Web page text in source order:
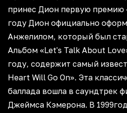
принес Дион первую премию
году Дион официально
Анжелилом, который был
Альбом «Let's Talk About
году, содержит самый
Heart Will Go On». Эта
баллада вошла в саундтрек
Джеймса Кэмерона. В